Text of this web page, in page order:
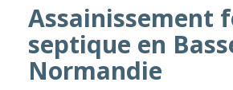
Assainissement
septique en
Normandie